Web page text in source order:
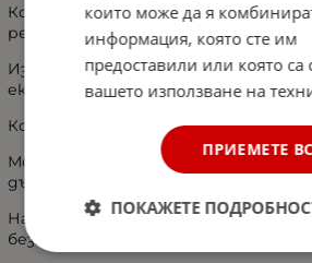
Конус за цепене на дърва с
резбата
Изработен от стомана, което
експлоатационен живот.
Конусът е интегрално оформен,
Може да се ползва за всички видове
дървесина.
Набразденият дизайн прави
безопасна.
които може да я
информация, която сте им
предоставили или която са
вашето използване на
ПРИЕМЕТЕ
ПОКАЖЕТЕ